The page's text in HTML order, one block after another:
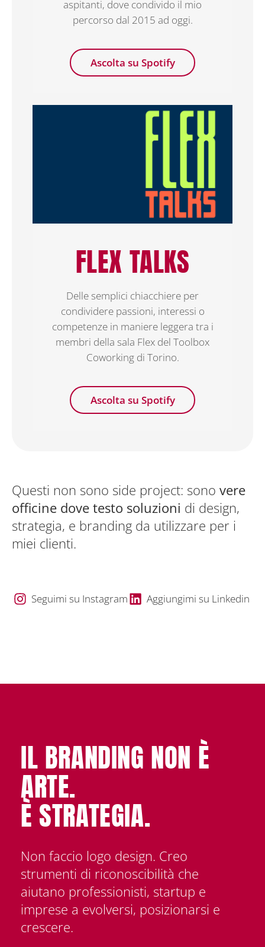
aspitanti, dove condivido il mio
percorso dal 2015 ad oggi.
Ascolta su Spotify
FLEX TALKS
Delle semplici chiacchiere per
condividere passioni, interessi o
competenze in maniere leggera tra i
membri della sala Flex del Toolbox
Coworking di Torino.
Ascolta su Spotify
Questi non sono side project: sono vere
officine dove testo soluzioni di design,
strategia, e branding da utilizzare per i
miei clienti.
Seguimi su Instagram Aggiungimi su Linkedin
IL BRANDING NON È
ARTE.
È STRATEGIA.
Non faccio logo design. Creo
strumenti di riconoscibilità che
aiutano professionisti, startup e
imprese a evolversi, posizionarsi e
crescere.